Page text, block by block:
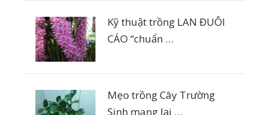
Kỹ thuật trồng LAN ĐUÔI
CÁO “chuẩn …
Mẹo trồng Cây Trường
Sinh mang lại …